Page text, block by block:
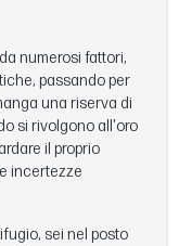
numerosi fattori,
passando per
una riserva di
si rivolgono all'oro
il proprio
incertezze
sei nel posto